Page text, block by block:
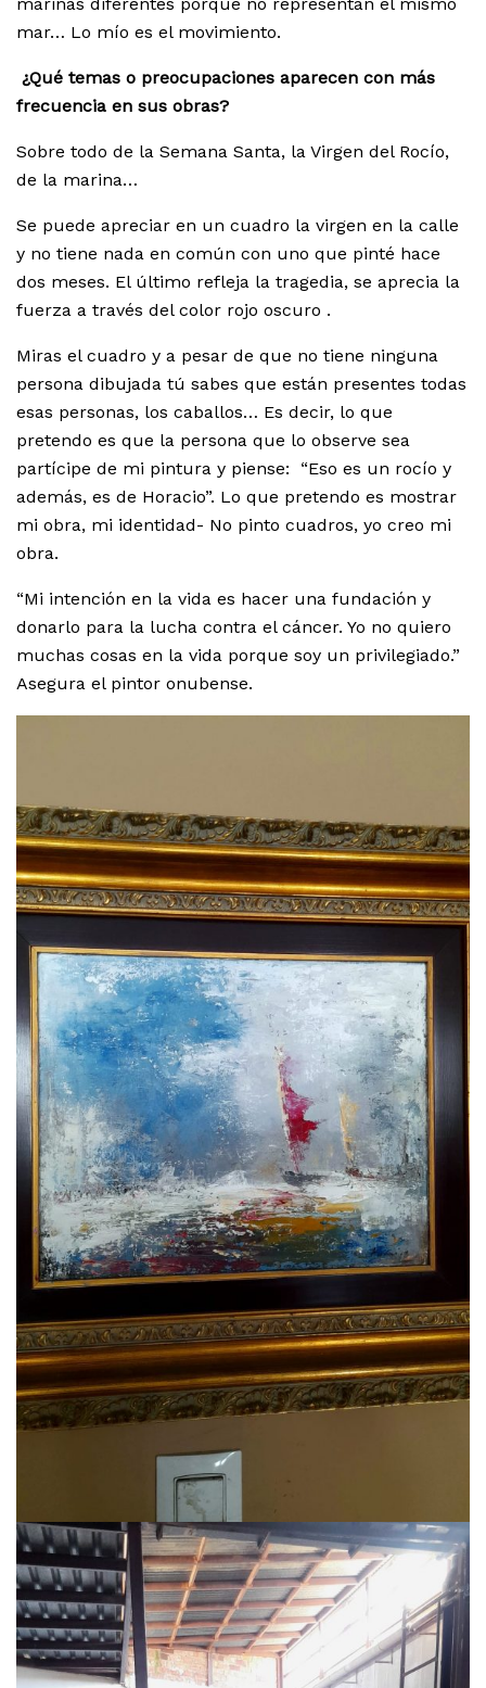
mar… Lo mío es el movimiento.
¿Qué temas o preocupaciones aparecen con más
frecuencia en sus obras?
Sobre todo de la Semana Santa, la Virgen del Rocío,
de la marina…
Se puede apreciar en un cuadro la virgen en la calle
y no tiene nada en común con uno que pinté hace
dos meses. El último refleja la tragedia, se aprecia la
fuerza a través del color rojo oscuro .
Miras el cuadro y a pesar de que no tiene ninguna
persona dibujada tú sabes que están presentes todas
esas personas, los caballos… Es decir, lo que
pretendo es que la persona que lo observe sea
partícipe de mi pintura y piense: “Eso es un rocío y
además, es de Horacio”. Lo que pretendo es mostrar
mi obra, mi identidad- No pinto cuadros, yo creo mi
obra.
“Mi intención en la vida es hacer una fundación y
donarlo para la lucha contra el cáncer. Yo no quiero
muchas cosas en la vida porque soy un privilegiado.”
Asegura el pintor onubense.